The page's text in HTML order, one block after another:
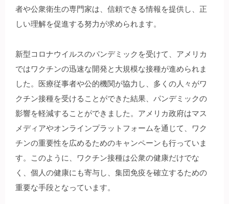
者や公衆衛生の専門家は、信頼できる情報を提供し、正
しい理解を促進する努力が求められます。
新型コロナウイルスのパンデミックを受けて、アメリカ
ではワクチンの迅速な開発と大規模な接種が進められま
した。医療従事者や公的機関が協力し、多くの人々がワ
クチン接種を受けることができた結果、パンデミックの
影響を軽減することができました。アメリカ政府はマス
メディアやオンラインプラットフォームを通じて、ワク
チンの重要性を広めるためのキャンペーンも行っていま
す。このように、ワクチン接種は公衆の健康だけでな
く、個人の健康にも寄与し、集団免疫を確立するための
重要な手段となっています。